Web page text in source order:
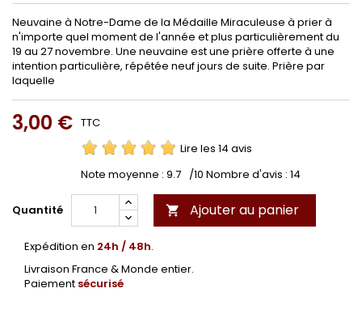
Neuvaine à Notre-Dame de la Médaille Miraculeuse à prier à
n'importe quel moment de l'année et plus particulièrement du
19 au 27 novembre. Une neuvaine est une prière offerte à une
intention particulière, répétée neuf jours de suite. Prière par
laquelle
3,00 € TTC
Lire les 14 avis
Note moyenne : 9.7 /10 Nombre d'avis : 14
Quantité  Ajouter au panier
Expédition en 24h / 48h.
Livraison France & Monde entier.
Paiement sécurisé